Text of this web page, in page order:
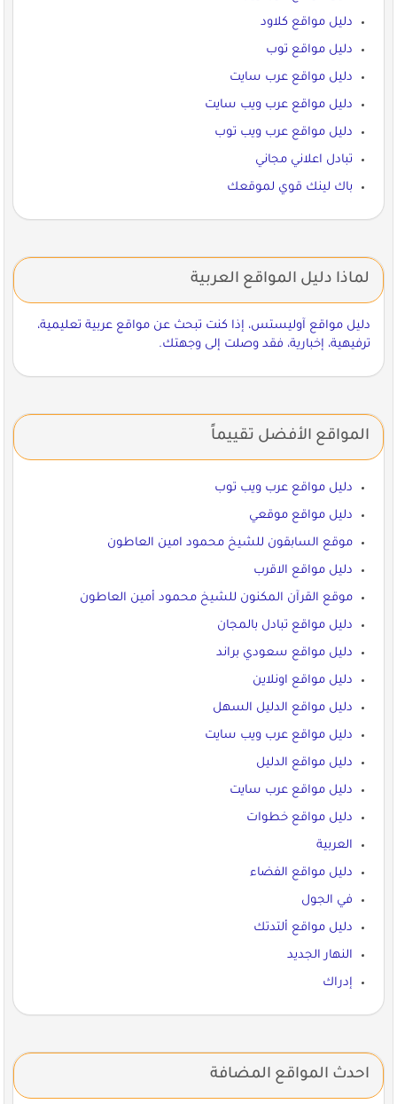
دليل مواقع كلاود
دليل مواقع توب
دليل مواقع عرب سايت
دليل مواقع عرب ويب سايت
دليل مواقع عرب ويب توب
تبادل اعلاني مجاني
باك لينك قوي لموقعك
لماذا دليل المواقع العربية
دليل مواقع آوليستس، إذا كنت تبحث عن مواقع عربية تعليمية،
ترفيهية، إخبارية، فقد وصلت إلى وجهتك.
المواقع الأفضل تقييماً
دليل مواقع عرب ويب توب
دليل مواقع موقعي
موقع السابقون للشيخ محمود امين العاطون
دليل مواقع الاقرب
موقع القرآن المكنون للشيخ محمود أمين العاطون
دليل مواقع تبادل بالمجان
دليل مواقع سعودي براند
دليل مواقع اونلاين
دليل مواقع الدليل السهل
دليل مواقع عرب ويب سايت
دليل مواقع الدليل
دليل مواقع عرب سايت
دليل مواقع خطوات
العربية
دليل مواقع الفضاء
في الجول
دليل مواقع ألتدتك
النهار الجديد
إدراك
احدث المواقع المضافة